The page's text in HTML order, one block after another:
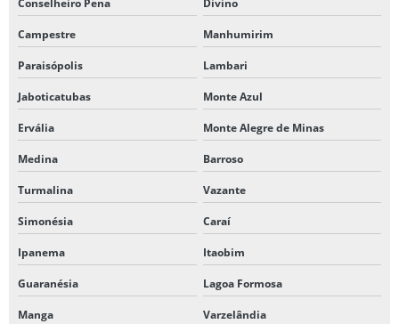
Conselheiro Pena Divino
Campestre Manhumirim
Paraisópolis Lambari
Jaboticatubas Monte Azul
Ervália Monte Alegre de Minas
Medina Barroso
Turmalina Vazante
Simonésia Caraí
Ipanema Itaobim
Guaranésia Lagoa Formosa
Manga Varzelândia